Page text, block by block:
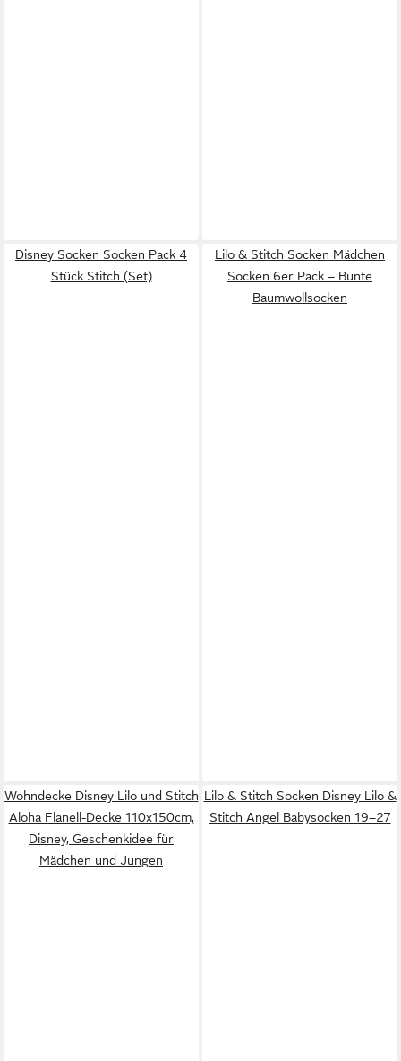
Disney Socken Socken Pack 4
Stück Stitch (Set)
Lilo & Stitch Socken Mädchen
Socken 6er Pack – Bunte
Baumwollsocken
Wohndecke Disney Lilo und Stitch
Aloha Flanell-Decke 110x150cm,
Disney, Geschenkidee für
Mädchen und Jungen
Lilo & Stitch Socken Disney Lilo &
Stitch Angel Babysocken 19–27